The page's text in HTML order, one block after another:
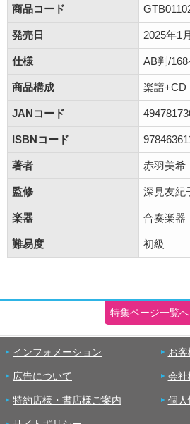
商品コード
発売日 2025年1
仕様 AB判/
商品構成 楽譜+CD
JANコード
ISBNコード
著者 赤羽美希
監修 深見友紀
楽器 合奏楽器
難易度 初級
特集ページ一覧へ
インフォメーション お客
広告について 会社
特約店様・書店様ご案内 個人